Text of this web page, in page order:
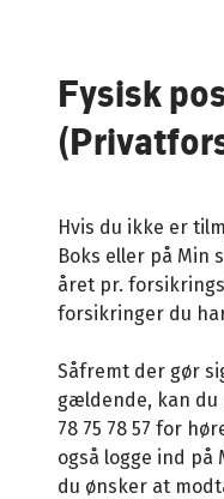
Fysisk
Hvis du ikke er
Boks eller på Min
året pr.
forsikringer du
Såfremt der gør
gældende, kan du
78 75 78 57 for
også logge ind
du ønsker at